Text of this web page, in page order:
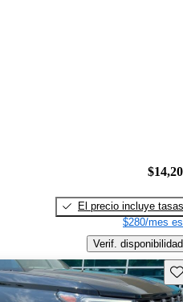
El precio incluye tasas
$280/mes
Verif. disponibilidad